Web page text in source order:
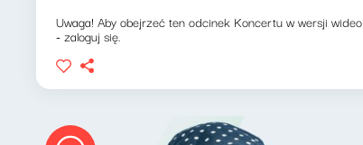
Uwaga! Aby obejrzeć ten odcinek Koncertu w wersji wideo
- zaloguj się.